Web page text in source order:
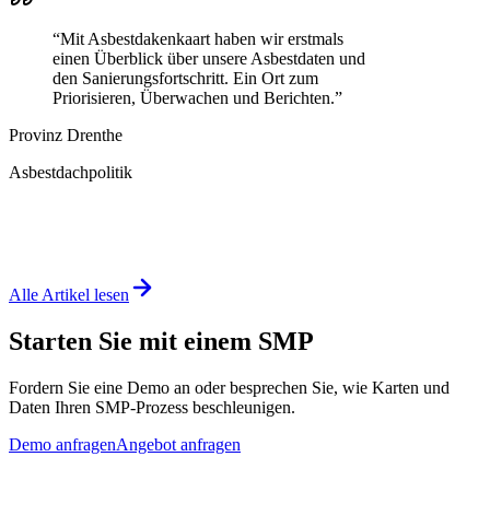
“Mit Asbestdakenkaart haben wir erstmals
einen Überblick über unsere Asbestdaten und
den Sanierungsfortschritt. Ein Ort zum
Priorisieren, Überwachen und Berichten.”
Provinz Drenthe
Asbestdachpolitik
Alle Artikel lesen
Starten Sie mit einem SMP
Fordern Sie eine Demo an oder besprechen Sie, wie Karten und
Daten Ihren SMP-Prozess beschleunigen.
Demo anfragenAngebot anfragen